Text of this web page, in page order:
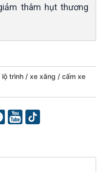
Video
Infographic
E-Magazine
thâm hụt thương
lộ trình xe xăng
cấm xe